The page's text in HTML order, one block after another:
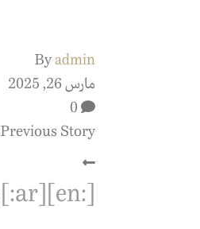
Byadmin
مارس 26, 2025
Previous Story
[:en]Grilled chicken slices[:ar]شرائح دجاج جريل[:zh]烤鸡片[:]